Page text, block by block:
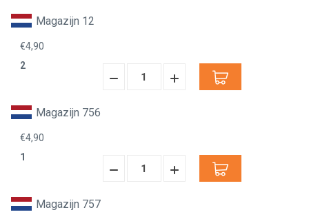
Magazijn 12
€4,90
2
Hoeveelheid
Hoeveelheid
Magazijn 756
€4,90
1
Hoeveelheid
Hoeveelheid
Magazijn 757